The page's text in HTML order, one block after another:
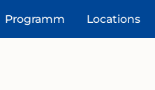
Programm Locations